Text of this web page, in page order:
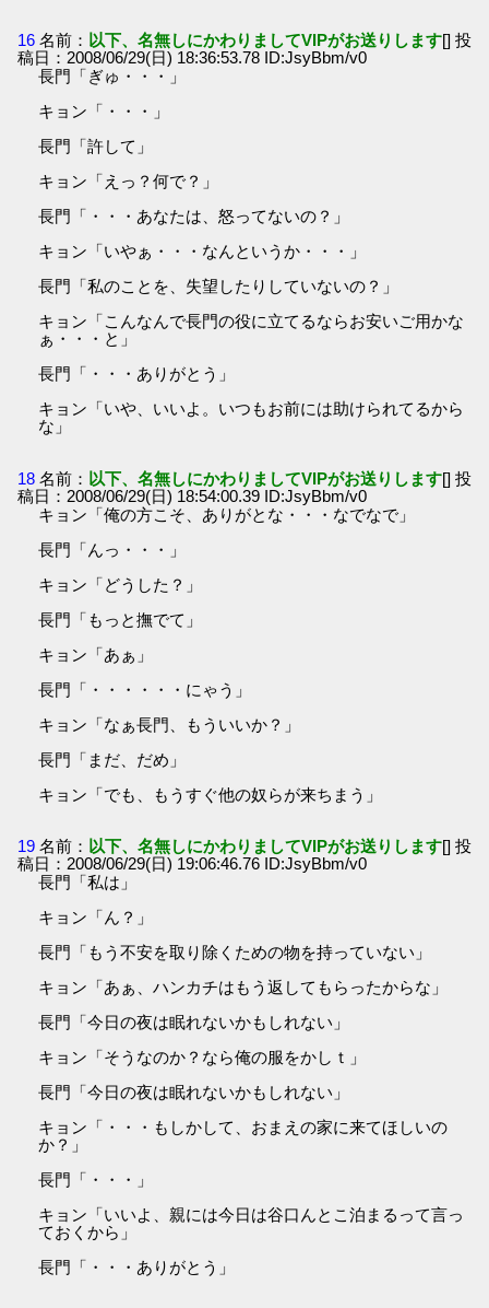
16 名前： 以下、名無しにかわりましてVIPがお送りします[] 投
稿日：2008/06/29(日) 18:36:53.78 ID:JsyBbm/v0
長門「ぎゅ・・・」
キョン「・・・」
長門「許して」
キョン「えっ？何で？」
長門「・・・あなたは、怒ってないの？」
キョン「いやぁ・・・なんというか・・・」
長門「私のことを、失望したりしていないの？」
キョン「こんなんで長門の役に立てるならお安いご用かな
ぁ・・・と」
長門「・・・ありがとう」
キョン「いや、いいよ。いつもお前には助けられてるから
な」
18 名前： 以下、名無しにかわりましてVIPがお送りします[] 投
稿日：2008/06/29(日) 18:54:00.39 ID:JsyBbm/v0
キョン「俺の方こそ、ありがとな・・・なでなで」
長門「んっ・・・」
キョン「どうした？」
長門「もっと撫でて」
キョン「あぁ」
長門「・・・・・・にゃう」
キョン「なぁ長門、もういいか？」
長門「まだ、だめ」
キョン「でも、もうすぐ他の奴らが来ちまう」
19 名前： 以下、名無しにかわりましてVIPがお送りします[] 投
稿日：2008/06/29(日) 19:06:46.76 ID:JsyBbm/v0
長門「私は」
キョン「ん？」
長門「もう不安を取り除くための物を持っていない」
キョン「あぁ、ハンカチはもう返してもらったからな」
長門「今日の夜は眠れないかもしれない」
キョン「そうなのか？なら俺の服をかしｔ」
長門「今日の夜は眠れないかもしれない」
キョン「・・・もしかして、おまえの家に来てほしいの
か？」
長門「・・・」
キョン「いいよ、親には今日は谷口んとこ泊まるって言っ
ておくから」
長門「・・・ありがとう」